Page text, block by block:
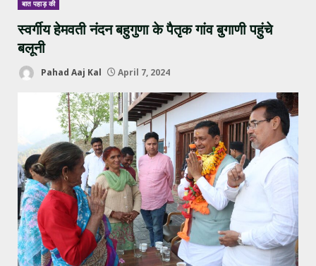
बात पहाड़ की
स्वर्गीय हेमवती नंदन बहुगुणा के पैतृक गांव बुगाणी पहुंचे
बलूनी
Pahad Aaj Kal April 7, 2024